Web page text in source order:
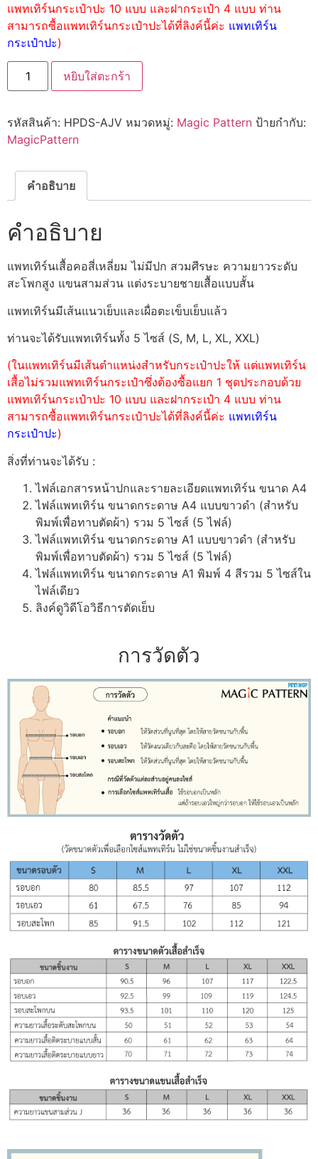
แพทเทิร์นกระเป๋าปะ 10 แบบ และฝากระเป๋า 4 แบบ ท่าน
สามารถซื้อแพทเทิร์นกระเป๋าปะได้ที่ลิงค์นี้ค่ะ แพทเทิร์น
กระเป๋าปะ)
หยิบใส่ตะกร้า
รหัสสินค้า: HPDS-AJV หมวดหมู่: Magic Pattern ป้ายกำกับ:
MagicPattern
คำอธิบาย
คำอธิบาย
แพทเทิร์นเสื้อคอสี่เหลี่ยม ไม่มีปก สวมศีรษะ ความยาวระดับ
สะโพกสูง แขนสามส่วน แต่งระบายชายเสื้อแบบสั้น
แพทเทิร์นมีเส้นแนวเย็บและเผื่อตะเข็บเย็บแล้ว
ท่านจะได้รับแพทเทิร์นทั้ง 5 ไซส์ (S, M, L, XL, XXL)
(ในแพทเทิร์นมีเส้นตำแหน่งสำหรับกระเป๋าปะให้ แต่แพทเทิร์น
เสื้อไม่รวมแพทเทิร์นกระเป๋าซึ่งต้องซื้อแยก 1 ชุดประกอบด้วย
แพทเทิร์นกระเป๋าปะ 10 แบบ และฝากระเป๋า 4 แบบ ท่าน
สามารถซื้อแพทเทิร์นกระเป๋าปะได้ที่ลิงค์นี้ค่ะ แพทเทิร์น
กระเป๋าปะ)
สิ่งที่ท่านจะได้รับ :
ไฟล์เอกสารหน้าปกและรายละเอียดแพทเทิร์น ขนาด A4
ไฟล์แพทเทิร์น ขนาดกระดาษ A4 แบบขาวดำ (สำหรับ
พิมพ์เพื่อทาบตัดผ้า) รวม 5 ไซส์ (5 ไฟล์)
ไฟล์แพทเทิร์น ขนาดกระดาษ A1 แบบขาวดำ (สำหรับ
พิมพ์เพื่อทาบตัดผ้า) รวม 5 ไซส์ (5 ไฟล์)
ไฟล์แพทเทิร์น ขนาดกระดาษ A1 พิมพ์ 4 สีรวม 5 ไซส์ใน
ไฟล์เดียว
ลิงค์ดูวิดีโอวิธีการตัดเย็บ
การวัดตัว